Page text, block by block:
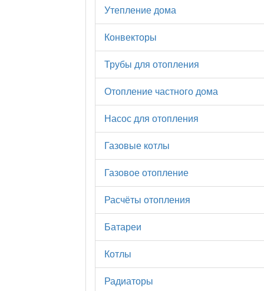
Утепление дома
Конвекторы
Трубы для отопления
Отопление частного дома
Насос для отопления
Газовые котлы
Газовое отопление
Расчёты отопления
Батареи
Котлы
Радиаторы